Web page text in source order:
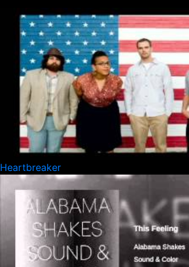
Heartbreaker